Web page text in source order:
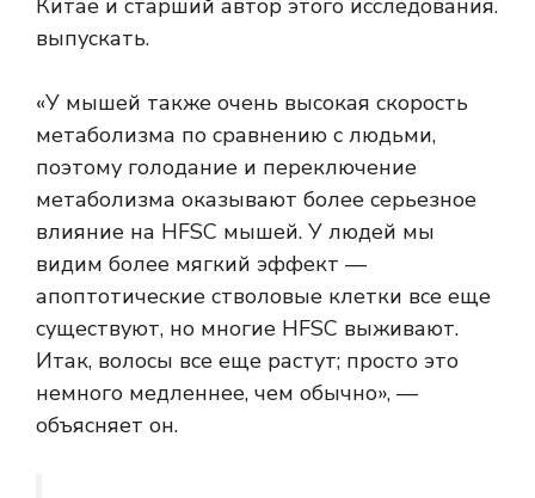
Китае и старший автор этого исследования.
выпускать.
«У мышей также очень высокая скорость
метаболизма по сравнению с людьми,
поэтому голодание и переключение
метаболизма оказывают более серьезное
влияние на HFSC мышей. У людей мы
видим более мягкий эффект —
апоптотические стволовые клетки все еще
существуют, но многие HFSC выживают.
Итак, волосы все еще растут; просто это
немного медленнее, чем обычно», —
объясняет он.